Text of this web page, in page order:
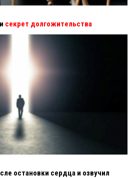
секрет долгожительства
остановки сердца и озвучил